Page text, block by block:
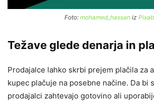
Foto: mohamed_hassan iz
Težave glede denarja in
Prodajalce lahko skrbi prejem plačila za
kupec plačuje na posebne načine. Da bi
prodajalci zahtevajo gotovino ali